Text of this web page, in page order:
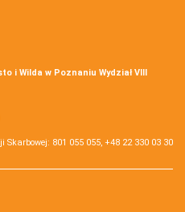
i Wilda w Poznaniu Wydział VIII
801 055 055, +48 22 330 03 30